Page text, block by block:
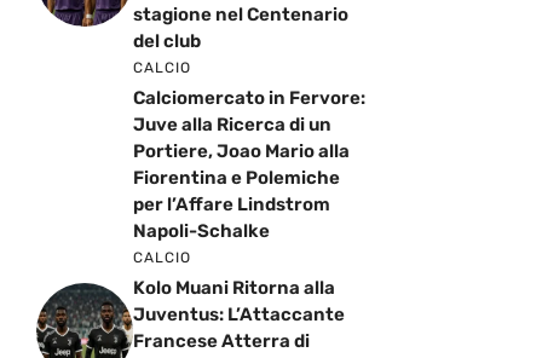
stagione nel Centenario
del club
CALCIO
Calciomercato in Fervore:
Juve alla Ricerca di un
Portiere, Joao Mario alla
Fiorentina e Polemiche
per l’Affare Lindstrom
Napoli-Schalke
CALCIO
Kolo Muani Ritorna alla
Juventus: L’Attaccante
Francese Atterra di